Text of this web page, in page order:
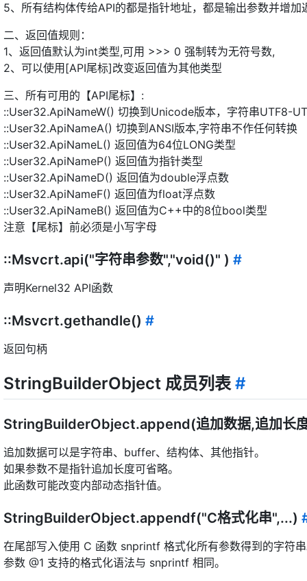
5、所有结构体传给API的都是指针地址，都是输出参数并增加
二、返回值规则：
1、返回值默认为int类型,可用 >>> 0 强制转为无符号数,
2、可以使用[API尾标]改变返回值为其他类型
三、所有可用的【API尾标】:
::User32.ApiNameW() 切换到Unicode版本，字符串UTF8-
::User32.ApiNameA() 切换到ANSI版本,字符串不作任何转换
::User32.ApiNameL() 返回值为64位LONG类型
::User32.ApiNameP() 返回值为指针类型
::User32.ApiNameD() 返回值为double浮点数
::User32.ApiNameF() 返回值为float浮点数
::User32.ApiNameB() 返回值为C++中的8位bool类型
注意【尾标】前必须是小写字母
::Msvcrt.api("字符串参数","void()" ) #
声明Kernel32 API函数
::Msvcrt.gethandle() #
返回句柄
StringBuilderObject 成员列表#
StringBuilderObject.append(追加数据,追加长
追加数据可以是字符串、buffer、结构体、其他指针。
如果参数不是指针追加长度可省略。
此函数可能改变内部动态指针值。
StringBuilderObject.appendf("C格式化串",...)
在尾部写入使用 C 函数 snprintf 格式化所有参数得到的字符
参数 @1 支持的格式化语法与 snprintf 相同。